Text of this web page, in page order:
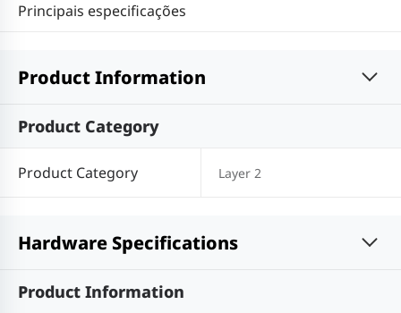
Principais especificações
Product Information
Product Category
Product Category Layer 2
Hardware Specifications
Product Information